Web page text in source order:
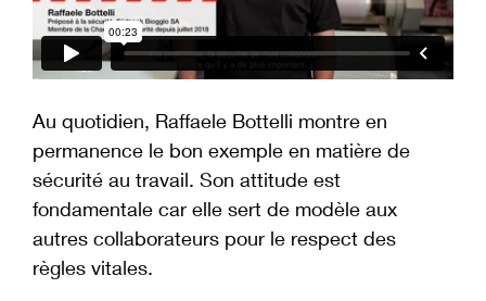
Au quotidien, Raffaele Bottelli montre en
permanence le bon exemple en matière de
sécurité au travail. Son attitude est
fondamentale car elle sert de modèle aux
autres collaborateurs pour le respect des
règles vitales.